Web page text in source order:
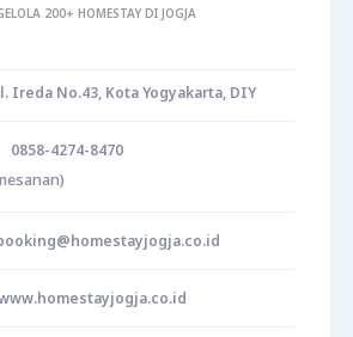
200+ HOMESTAY DI JOGJA
Ireda No.43, Kota Yogyakarta, DIY
0858-4274-8470